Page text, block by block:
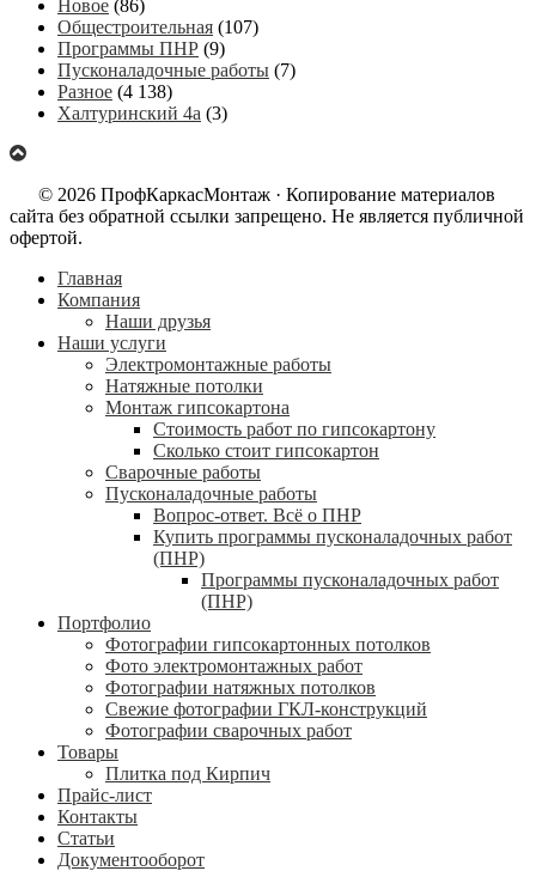
Новое (86)
Общестроительная (107)
Программы ПНР (9)
Пусконаладочные работы (7)
Разное (4 138)
Халтуринский 4а (3)
© 2026 ПрофКаркасМонтаж · Копирование материалов
сайта без обратной ссылки запрещено. Не является публичной
офертой.
Главная
Компания
Наши друзья
Наши услуги
Электромонтажные работы
Натяжные потолки
Монтаж гипсокартона
Стоимость работ по гипсокартону
Сколько стоит гипсокартон
Сварочные работы
Пусконаладочные работы
Вопрос-ответ. Всё о ПНР
Купить программы пусконаладочных работ
(ПНР)
Программы пусконаладочных работ
(ПНР)
Портфолио
Фотографии гипсокартонных потолков
Фото электромонтажных работ
Фотографии натяжных потолков
Свежие фотографии ГКЛ-конструкций
Фотографии сварочных работ
Товары
Плитка под Кирпич
Прайс-лист
Контакты
Статьи
Документооборот